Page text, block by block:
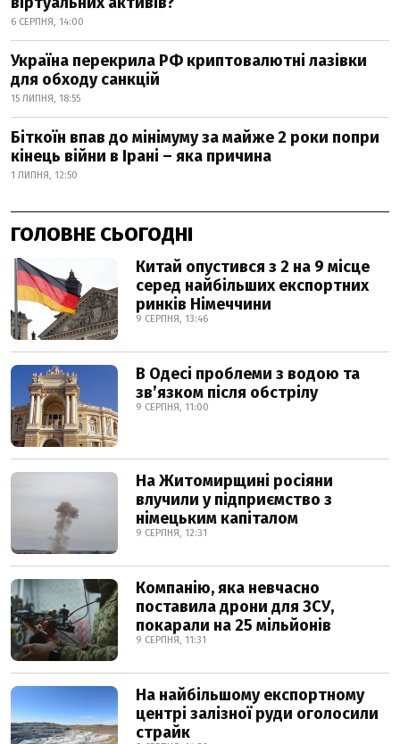
6 СЕРПНЯ, 14:00
Україна перекрила РФ криптовалютні лазівки
для обходу санкцій
15 ЛИПНЯ, 18:55
Біткоїн впав до мінімуму за майже 2 роки попри
кінець війни в Ірані – яка причина
1 ЛИПНЯ, 12:50
ГОЛОВНЕ СЬОГОДНІ
Китай опустився з 2 на 9 місце
серед найбільших експортних
ринків Німеччини
9 СЕРПНЯ, 13:46
В Одесі проблеми з водою та
звʼязком після обстрілу
9 СЕРПНЯ, 11:00
На Житомирщині росіяни
влучили у підприємство з
німецьким капіталом
9 СЕРПНЯ, 12:31
Компанію, яка невчасно
поставила дрони для ЗСУ,
покарали на 25 мільйонів
9 СЕРПНЯ, 11:31
На найбільшому експортному
центрі залізної руди оголосили
страйк